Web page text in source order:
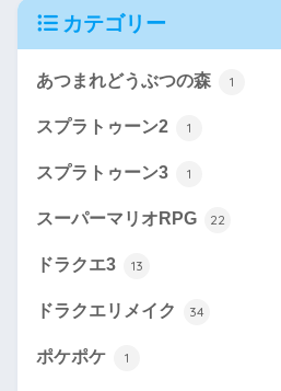
カテゴリー
あつまれどうぶつの森 1
スプラトゥーン2 1
スプラトゥーン3 1
スーパーマリオRPG 22
ドラクエ3 13
ドラクエリメイク 34
ポケポケ 1